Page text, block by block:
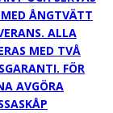
ÅNGTVÄTT
ALLA
MED TVÅ
FÖR
AVGÖRA